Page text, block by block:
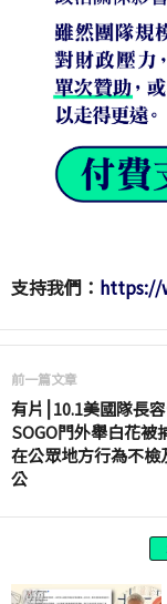
支持我們： https://
前一篇文章
有片⎮10.1美國隊長
SOGO門外舉白花被
在公眾地方行為不檢
公